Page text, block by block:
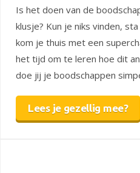
Is het doen van de
klusje? Kun je niks vinden,
kom je thuis met een
het tijd om te leren hoe dit
doe jij je boodschappen
Lees je gezellig mee?